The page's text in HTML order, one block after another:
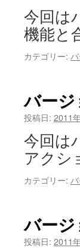
今回は
機能と
カテゴリー:
バー
投稿日: 2011
今回は
アクシ
カテゴリー:
バー
投稿日: 2011